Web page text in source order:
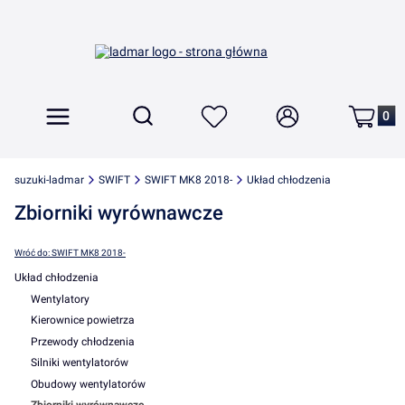
Menu Otwórz wyszukiwarkę
Szukaj Ulubione Zaloguj się Koszyk
suzuki-ladmar SWIFT SWIFT MK8 2018- Układ chłodzenia
Zbiorniki wyrównawcze
Wróć do: SWIFT MK8 2018-
Układ chłodzenia
Wentylatory
Kierownice powietrza
Przewody chłodzenia
Silniki wentylatorów
Obudowy wentylatorów